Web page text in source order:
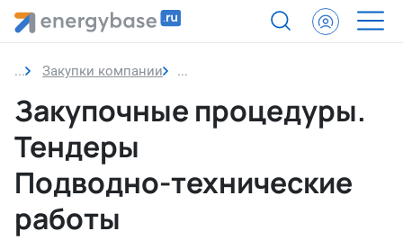
Закупки компании Подводно-технические работы
Закупочные процедуры.
Тендеры
Подводно-технические
работы